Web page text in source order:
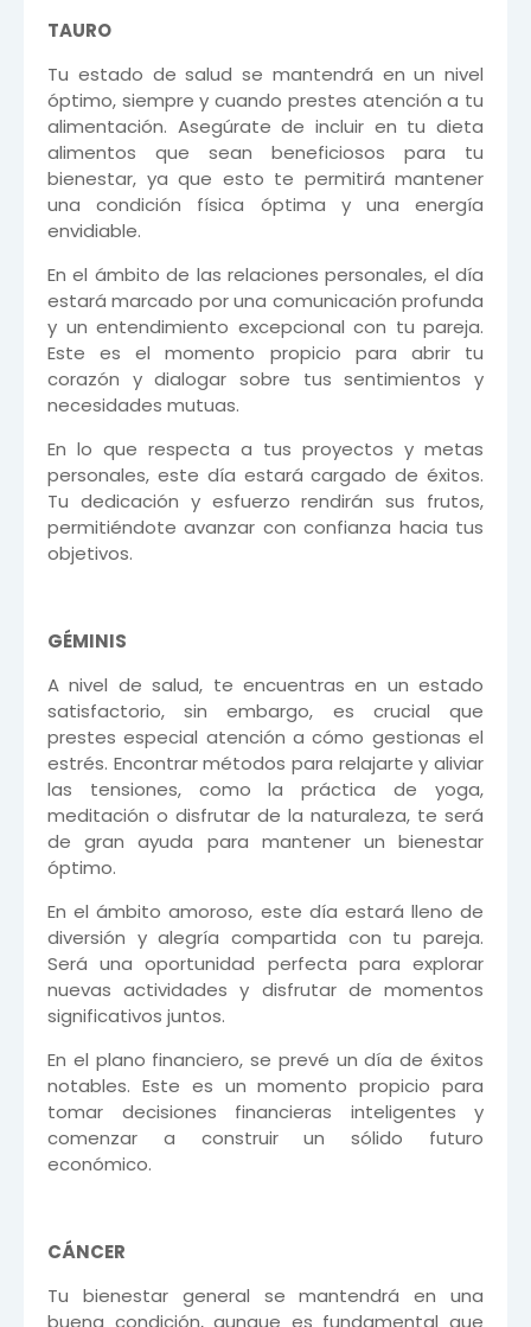
TAURO
Tu estado de salud se mantendrá en un nivel
óptimo, siempre y cuando prestes atención a tu
alimentación. Asegúrate de incluir en tu dieta
alimentos que sean beneficiosos para tu
bienestar, ya que esto te permitirá mantener
una condición física óptima y una energía
envidiable.
En el ámbito de las relaciones personales, el día
estará marcado por una comunicación profunda
y un entendimiento excepcional con tu pareja.
Este es el momento propicio para abrir tu
corazón y dialogar sobre tus sentimientos y
necesidades mutuas.
En lo que respecta a tus proyectos y metas
personales, este día estará cargado de éxitos.
Tu dedicación y esfuerzo rendirán sus frutos,
permitiéndote avanzar con confianza hacia tus
objetivos.
GÉMINIS
A nivel de salud, te encuentras en un estado
satisfactorio, sin embargo, es crucial que
prestes especial atención a cómo gestionas el
estrés. Encontrar métodos para relajarte y aliviar
las tensiones, como la práctica de yoga,
meditación o disfrutar de la naturaleza, te será
de gran ayuda para mantener un bienestar
óptimo.
En el ámbito amoroso, este día estará lleno de
diversión y alegría compartida con tu pareja.
Será una oportunidad perfecta para explorar
nuevas actividades y disfrutar de momentos
significativos juntos.
En el plano financiero, se prevé un día de éxitos
notables. Este es un momento propicio para
tomar decisiones financieras inteligentes y
comenzar a construir un sólido futuro
económico.
CÁNCER
Tu bienestar general se mantendrá en una
buena condición, aunque es fundamental que